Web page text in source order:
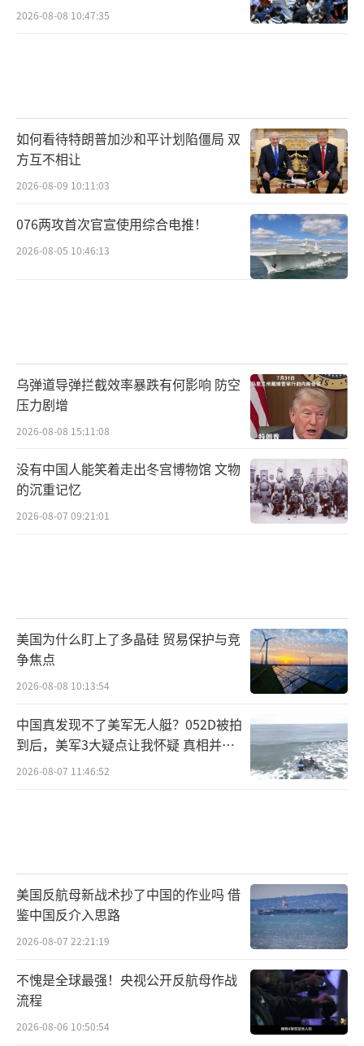
2026-08-08 10:47:35
如何看待特朗普加沙和平计划陷僵局 双
方互不相让
2026-08-09 10:11:03
076两攻首次官宣使用综合电推！
2026-08-05 10:46:13
乌弹道导弹拦截效率暴跌有何影响 防空
压力剧增
2026-08-08 15:11:08
没有中国人能笑着走出冬宫博物馆 文物
的沉重记忆
2026-08-07 09:21:01
美国为什么盯上了多晶硅 贸易保护与竞
争焦点
2026-08-08 10:13:54
中国真发现不了美军无人艇？052D被拍
到后，美军3大疑点让我怀疑 真相并非
如此
2026-08-07 11:46:52
美国反航母新战术抄了中国的作业吗 借
鉴中国反介入思路
2026-08-07 22:21:19
不愧是全球最强！央视公开反航母作战
流程
2026-08-06 10:50:54